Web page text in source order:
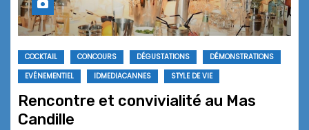
COCKTAIL CONCOURS DÉGUSTATIONS
DÉMONSTRATIONS
EVÉNEMENTIEL
IDMEDIACANNES STYLE DE VIE
Rencontre et convivialité au Mas
Candille